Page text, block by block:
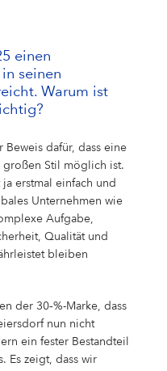
einen
seinen
Warum ist
Beweis dafür, dass eine
großen Stil möglich ist.
erstmal einfach und
Unternehmen wie
Aufgabe,
Qualität und
bleiben
der 30‑%-Marke, dass
nun nicht
ein fester Bestandteil
Es zeigt, dass wir